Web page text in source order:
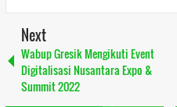
Next
Wabup Gresik Mengikuti Event
Digitalisasi Nusantara Expo &
Summit 2022